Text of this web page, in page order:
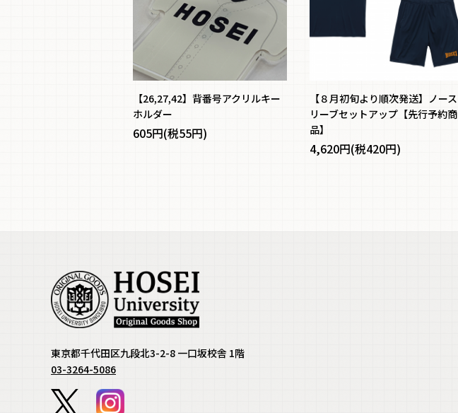
【26,27,42】背番号アクリルキー
ホルダー
605円(税55円)
【８月初旬より順次発送】ノース
リーブセットアップ【先行予約商
品】
4,620円(税420円)
東京都千代田区九段北3-2-8 一口坂校舎 1階
03-3264-5086